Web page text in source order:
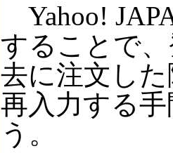
Yahoo!
することで
去に注文し
再入力する
う。